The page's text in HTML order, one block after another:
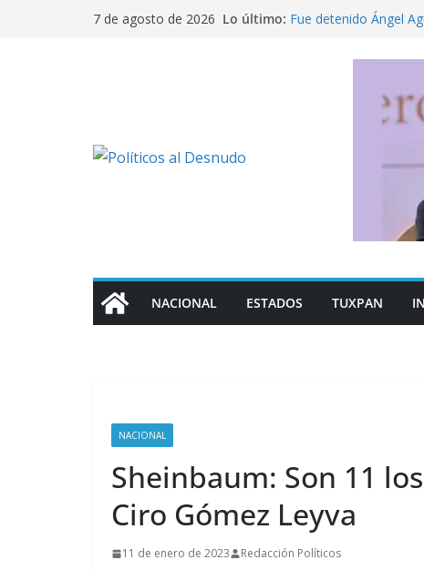
7 de agosto de 2026 Lo último: Fue detenido Ángel
Detención de Ángel
¿Dónde consultar
control de la UNAM?
Los mil 600 mdp que
NACIONAL ESTADOS TUXPAN
NACIONAL
Sheinbaum: Son 11
Ciro Gómez Leyva
11 de enero de 2023 Redacción Políticos